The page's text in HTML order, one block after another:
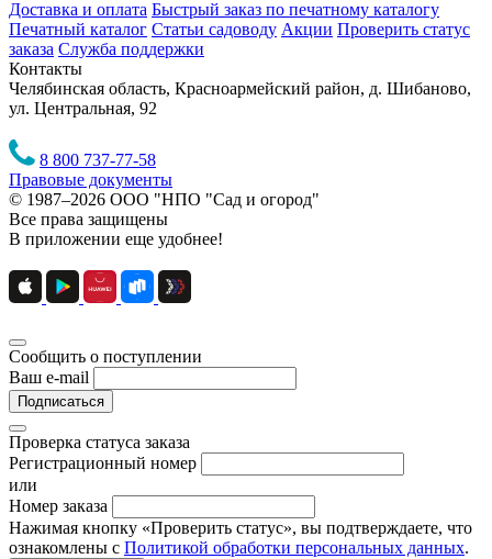
Доставка и оплата Быстрый заказ по печатному каталогу
Печатный каталог Статьи садоводу Акции Проверить статус
заказа Служба поддержки
Контакты
Челябинская область, Красноармейский район, д. Шибаново,
ул. Центральная, 92
8 800 737-77-58
Правовые документы
© 1987–2026 ООО "НПО "Сад и огород"
Все права защищены
В приложении еще удобнее!
Сообщить о поступлении
Ваш e-mail
Подписаться
Проверка статуса заказа
Регистрационный номер
или
Номер заказа
Нажимая кнопку «Проверить статус», вы подтверждаете, что
ознакомлены с Политикой обработки персональных данных.